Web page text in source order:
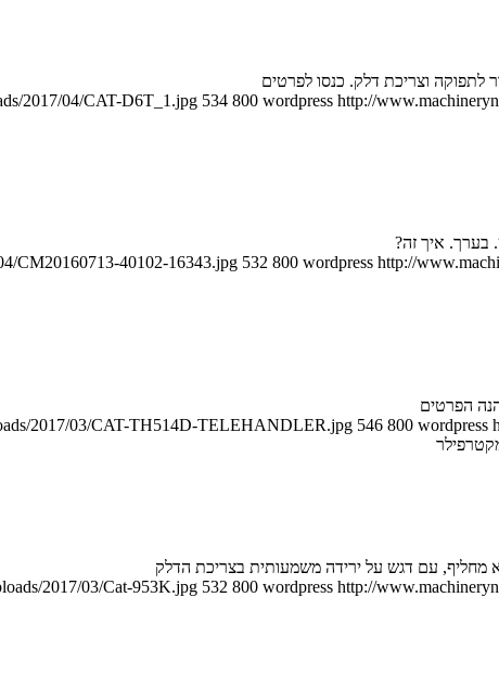
וצריכת דלק. כנסו לפרטים
2017/04/CAT-D6T_1.jpg 534 800 wordpress http://
בערך. איך זה?
CM20160713-40102-16343.jpg 532 800 wordpress http://
2017/03/CAT-TH514D-TELEHANDLER.jpg 546 800 wordpress
מחליף, עם דגש על ירידה משמעותית בצריכת הדלק
2017/03/Cat-953K.jpg 532 800 wordpress http://